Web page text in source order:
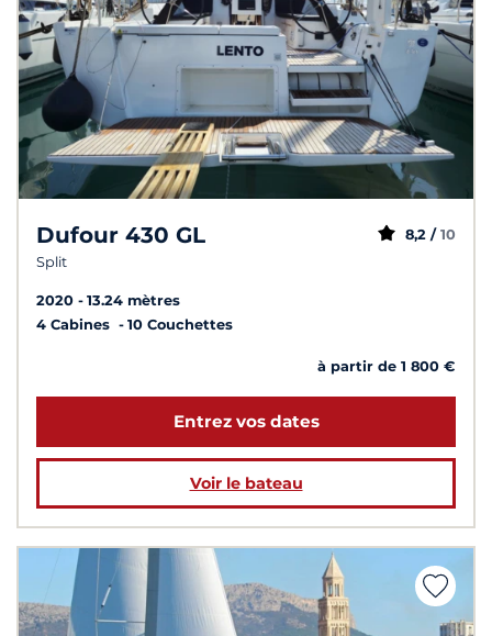
Dufour 430 GL
Split
8,2 / 10
2020
13.24 mètres
4 Cabines
10 Couchettes
à partir de 1 800 €
Entrez vos dates
Voir le bateau